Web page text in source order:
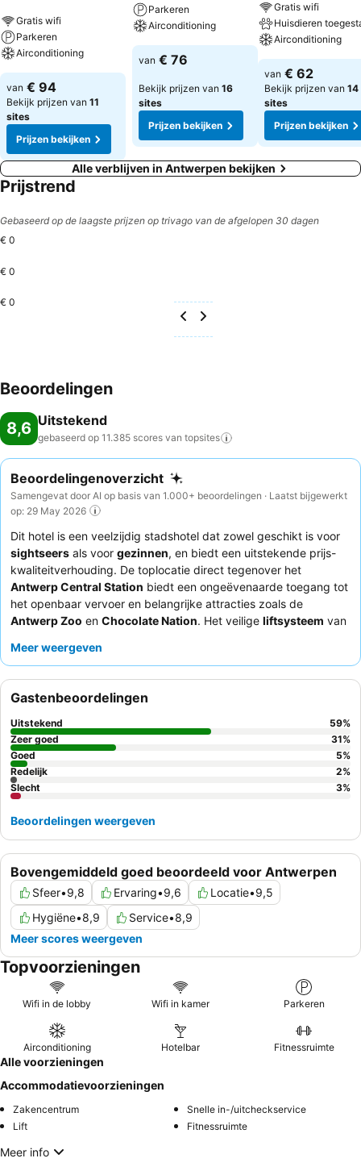
Gratis wifi
Parkeren
Airconditioning
van € 94
Bekijk prijzen van 11
sites
Prijzen bekijken
Parkeren
Airconditioning
van € 76
Bekijk prijzen van 16
sites
Prijzen bekijken
Gratis wifi
Huisdieren
Airconditioning
van € 62
Bekijk prijzen van 14
sites
Prijzen bekijken
Alle verblijven in Antwerpen bekijken
Prijstrend
Gebaseerd op de laagste prijzen op trivago van de afgelopen 30 dagen
€ 0
€ 0
€ 0
Beoordelingen
8,6 Uitstekend
gebaseerd op 11.385 scores van topsites
Beoordelingenoverzicht
Samengevat door AI op basis van 1.000+ beoordelingen · Laatst bijgewerkt
op: 29 May 2026
Dit hotel is een veelzijdig stadshotel dat zowel geschikt is voor
sightseers als voor gezinnen, en biedt een uitstekende prijs-
kwaliteitverhouding. De toplocatie direct tegenover het
Antwerp Central Station biedt een ongeëvenaarde toegang tot
het openbaar vervoer en belangrijke attracties zoals de
Antwerp Zoo en Chocolate Nation. Het veilige liftsysteem van
voor alle gasten. Gasten prijzen consequent het
gevarieerde en uitgebreide ontbijtbuffet
meerwaarde. Voor een rustiger verblijf kunnen gasten
overwegen een kamer met uitzicht op de tuin aan te vragen.
Meer weergeven
Bovengemiddeld goed beoordeeld voor Antwerpen
Sfeer•9,8 Ervaring•9,6 Locatie•9,5
Hygiëne•8,9 Service•8,9
Meer scores weergeven
Gastenbeoordelingen
Uitstekend 59%
Zeer goed
31%
Goed
5%
Redelijk
2%
Slecht
3%
Beoordelingen weergeven
Topvoorzieningen
Wifi in de lobby Wifi in kamer Parkeren
Airconditioning Hotelbar Fitnessruimte
Alle voorzieningen
Accommodatievoorzieningen
Zakencentrum
Snelle in-/uitcheckservice
Lift
Fitnessruimte
Meer info